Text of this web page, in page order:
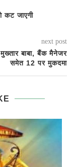
कट जाएगी
next post
बाबा, बैंक मैनेजर
समेत 12 पर मुकदमा